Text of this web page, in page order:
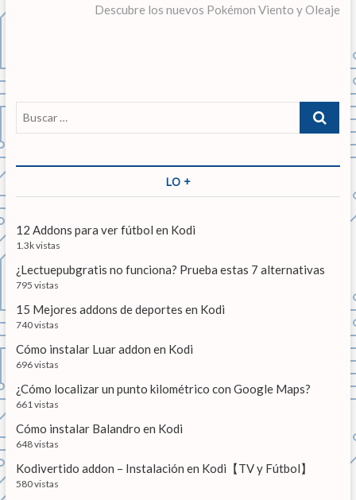
c
n
d
e
e
n
t
r
a
d
a
s
r
o
:
n
i
u
e
t
:
Descubre los nuevos Pokémon Viento y Oleaje
c
r
LO +
12 Addons para ver fútbol en Kodi
1.3k vistas
¿Lectuepubgratis no funciona? Prueba estas 7 alternativas
795 vistas
15 Mejores addons de deportes en Kodi
740 vistas
Cómo instalar Luar addon en Kodi
696 vistas
¿Cómo localizar un punto kilométrico con Google Maps?
661 vistas
Cómo instalar Balandro en Kodi
648 vistas
Kodivertido addon – Instalación en Kodi【TV y Fútbol】
580 vistas